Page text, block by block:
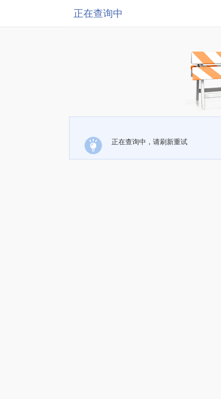
正在查询中
正在查询中，请刷新重试